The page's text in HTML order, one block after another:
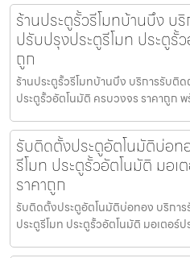
ร้านประตูรั้วรีโมทบ้านบึง บ
ปรับปรุงประตูรีโมท ประตูรั้
ถูก
ร้านประตูรั้วรีโมทบ้านบึง บริการรับติ
ประตูรั้วอัตโนมัติ ครบวงจร ราคาถูก
รับติดตั้งประตูอัตโนมัติบ่อท
รีโมท ประตูรั้วอัตโนมัติ มอเ
ราคาถูก
รับติดตั้งประตูอัตโนมัติบ่อทอง บริกา
ประตูรีโมท ประตูรั้วอัตโนมัติ มอเตอร์ป